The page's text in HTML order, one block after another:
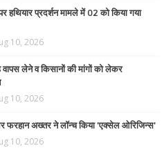
हथियार प्रदर्शन मामले में 02 को किया गया
10, 2026
लेने व किसानों की मांगों को लेकर
10, 2026
फरहान अख्तर ने लॉन्च किया 'एक्सेल ओरिजिन्स'
10, 2026